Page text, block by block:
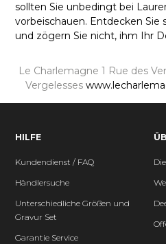
sollten Sie unbedingt bei
vorbeischauen. Entdecken Sie
und zögern Sie nicht, ihm Ihr
Le Charlemagne 1 Rue des
Vergelesses
HILFE
Kundendienst / FAQ
Händlersuche
Unterschiedliche Größen und
Gravur Set
Garantie Service